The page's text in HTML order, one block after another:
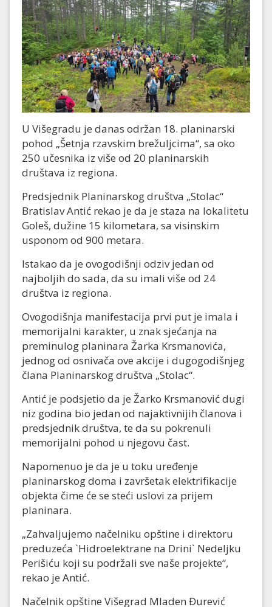
U Višegradu je danas održan 18. planinarski
pohod „Šetnja rzavskim brežuljcima“, sa oko
250 učesnika iz više od 20 planinarskih
društava iz regiona.
Predsjednik Planinarskog društva „Stolac“
Bratislav Antić rekao je da je staza na lokalitetu
Goleš, dužine 15 kilometara, sa visinskim
usponom od 900 metara.
Istakao da je ovogodišnji odziv jedan od
najboljih do sada, da su imali više od 24
društva iz regiona.
Ovogodišnja manifestacija prvi put je imala i
memorijalni karakter, u znak sjećanja na
preminulog planinara Žarka Krsmanovića,
jednog od osnivača ove akcije i dugogodišnjeg
člana Planinarskog društva „Stolac“.
Antić je podsjetio da je Žarko Krsmanović dugi
niz godina bio jedan od najaktivnijih članova i
predsjednik društva, te da su pokrenuli
memorijalni pohod u njegovu čast.
Napomenuo je da je u toku uređenje
planinarskog doma i završetak elektrifikacije
objekta čime će se steći uslovi za prijem
planinara.
„Zahvaljujemo načelniku opštine i direktoru
preduzeća `Hidroelektrane na Drini` Nedeljku
Perišiću koji su podržali sve naše projekte“,
rekao je Antić.
Načelnik opštine Višegrad Mladen Đurević